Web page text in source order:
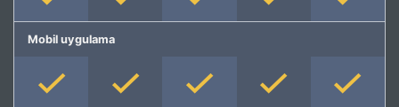
Mobil uygulama